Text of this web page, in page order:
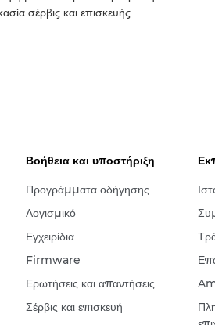
σέρβις και επισκευής
Βοήθεια και υποστήριξη
Προγράμματα οδήγησης
Λογισμικό
Εγχειρίδια
Firmware
Ερωτήσεις και απαντήσεις
Σέρβις και επισκευή